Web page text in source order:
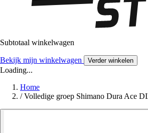
Subtotaal winkelwagen
Bekijk mijn winkelwagen Verder winkelen
Loading...
Home
/ Volledige groep Shimano Dura Ace